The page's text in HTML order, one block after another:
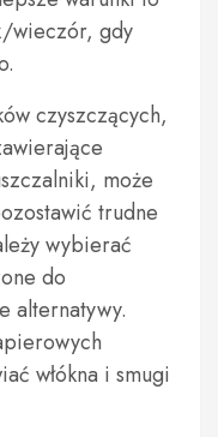
wieczór, gdy
czyszczących,
może
trudne
wybierać
do
alternatywy.
włókna i smugi